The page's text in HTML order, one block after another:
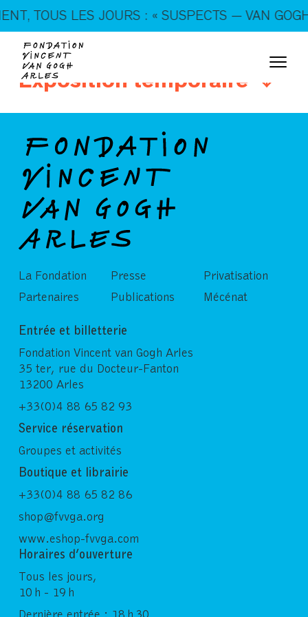
En ce moment, tous les jours : « SUSPECTS — VAN
GOGH, TRICKSTERS & CO. »
TOUS LES JOURS : « SUSPECTS — VAN
Exposition temporaire
La Fondation
Partenaires
Presse
Publications
Privatisation
Mécénat
Entrée et billetterie
Fondation Vincent van Gogh Arles
35 ter, rue du Docteur-Fanton
13200 Arles
+33(0)4 88 65 82 93
Service réservation
Groupes et activités
Boutique et librairie
+33(0)4 88 65 82 86
shop@fvvga.org
www.eshop-fvvga.com
Horaires d’ouverture
Tous les jours,
10 h - 19 h
Dernière entrée : 18 h 30